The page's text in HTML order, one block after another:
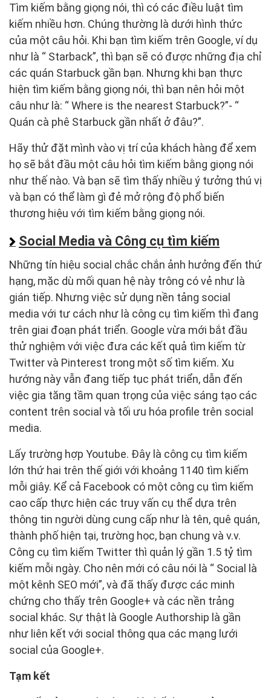
Tìm kiếm bằng giọng nói, thì có các điều luật tìm
kiếm nhiều hơn. Chúng thường là dưới hình thức
của một câu hỏi. Khi bạn tìm kiếm trên Google, ví dụ
như là “ Starback”, thì bạn sẽ có được những địa chỉ
các quán Starbuck gần bạn. Nhưng khi bạn thực
hiện tìm kiếm bằng giọng nói, thì bạn nên hỏi một
câu như là: “ Where is the nearest Starbuck?”- “
Quán cà phê Starbuck gần nhất ở đâu?”.
Hãy thử đặt mình vào vị trí của khách hàng để xem
họ sẽ bắt đầu một câu hỏi tìm kiếm bằng giọng nói
như thế nào. Và bạn sẽ tìm thấy nhiều ý tưởng thú vị
và bạn có thể làm gì đẻ mở rộng độ phổ biến
thương hiệu với tìm kiếm bằng giọng nói.
Social Media và Công cụ tìm kiếm
Những tín hiệu social chắc chắn ảnh hưởng đến thứ
hạng, mặc dù mối quan hệ này trông có vẻ như là
gián tiếp. Nhưng việc sử dụng nền tảng social
media với tư cách như là công cụ tìm kiếm thì đang
trên giai đoạn phát triển. Google vừa mới bắt đầu
thử nghiệm với việc đưa các kết quả tìm kiếm từ
Twitter và Pinterest trong một số tìm kiếm. Xu
hướng này vẫn đang tiếp tục phát triển, dẫn đến
việc gia tăng tầm quan trọng của việc sáng tạo các
content trên social và tối ưu hóa profile trên social
media.
Lấy trường hợp Youtube. Đây là công cụ tìm kiếm
lớn thứ hai trên thế giới với khoảng 1140 tìm kiếm
mỗi giây. Kể cả Facebook có một công cụ tìm kiếm
cao cấp thực hiện các truy vấn cụ thể dựa trên
thông tin người dùng cung cấp như là tên, quê quán,
thành phố hiện tại, trường học, bạn chung và v.v.
Công cụ tìm kiếm Twitter thì quản lý gần 1.5 tỷ tìm
kiếm mỗi ngày. Cho nên mới có câu nói là “ Social là
một kênh SEO mới”, và đã thấy được các minh
chứng cho thấy trên Google+ và các nền trảng
social khác. Sự thật là Google Authorship là gần
như liên kết với social thông qua các mạng lưới
social của Google+.
Tạm kết